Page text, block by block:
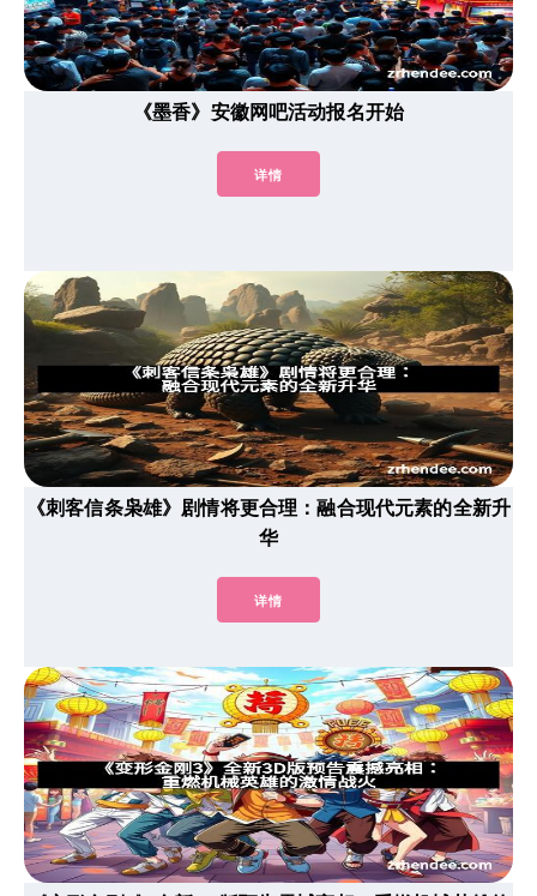
《墨香》安徽网吧活动报名开始
详情
《刺客信条枭雄》剧情将更合理：融合现代元素的全新升
华
详情